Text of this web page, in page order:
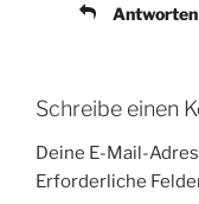
Antworten
Schreibe einen
Deine E-Mail-
Erforderliche